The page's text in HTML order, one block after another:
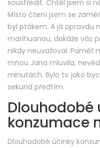
soustředit. Chtěl jsem si
Místo čtení jsem se
byl ptákem. A já opravdu
marihuanou, dokáže vás
nikdy neuvažoval. Paměť
mnou Jana mluvila,
minutách. Bylo to jako
sekund předtím.
Dlouhodobé
konzumace
Dlouhodobé účinky